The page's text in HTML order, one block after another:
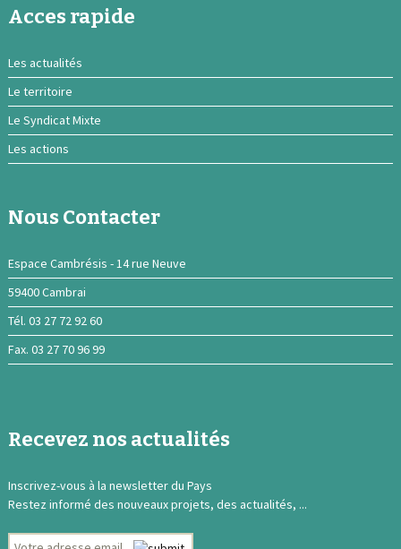
Acces rapide
Les actualités
Le territoire
Le Syndicat Mixte
Les actions
Nous Contacter
Espace Cambrésis - 14 rue Neuve
59400 Cambrai
Tél. 03 27 72 92 60
Fax. 03 27 70 96 99
Recevez nos actualités
Inscrivez-vous à la newsletter du Pays
Restez informé des nouveaux projets, des actualités, ...